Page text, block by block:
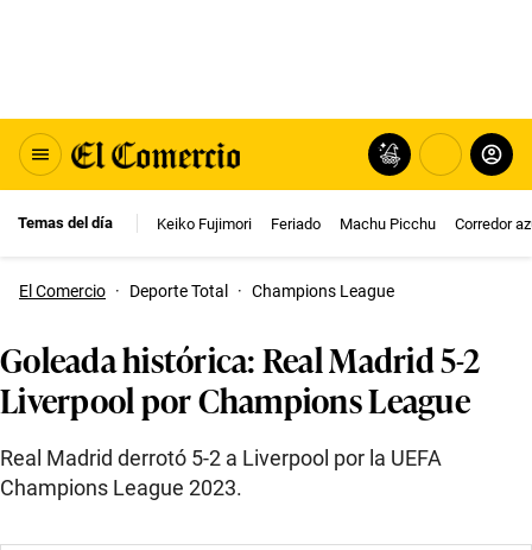
Temas del día Keiko Fujimori Feriado Machu Picchu Corredor
El Comercio · Deporte Total · Champions League
Goleada histórica: Real Madrid 5-2
Liverpool por Champions League
Real Madrid derrotó 5-2 a Liverpool por la UEFA
Champions League 2023.